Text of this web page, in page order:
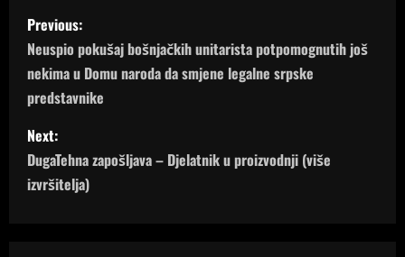
P
o
s
t
n
Previous:
Neuspio pokušaj bošnjačkih unitarista potpomognutih još
nekima u Domu naroda da smjene legalne srpske
predstavnike
Next:
DugaTehna zapošljava – Djelatnik u proizvodnji (više
izvršitelja)